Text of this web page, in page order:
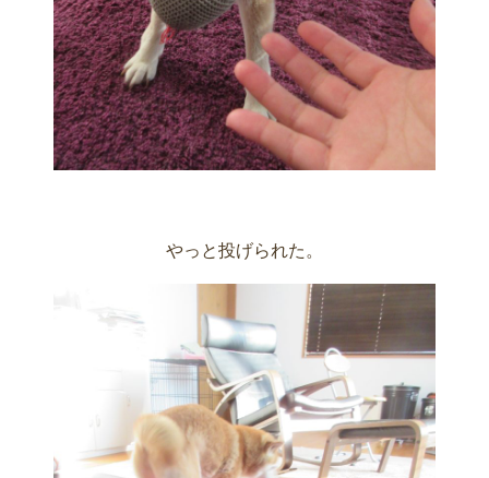
やっと投げられた。